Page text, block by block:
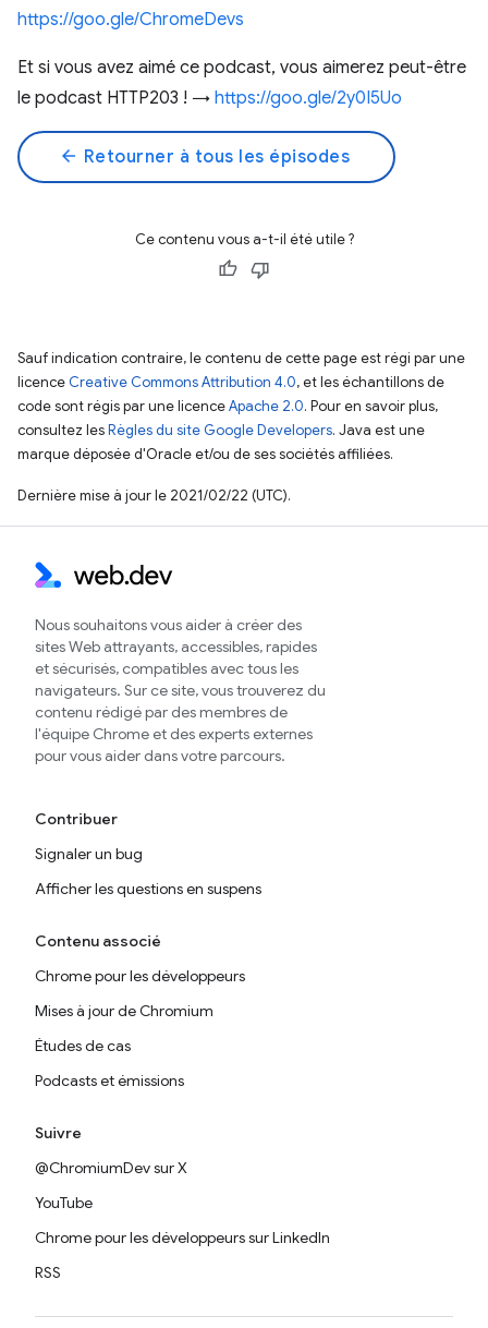
https://goo.gle/ChromeDevs
Et si vous avez aimé ce podcast, vous aimerez peut-être
le podcast HTTP203 ! → https://goo.gle/2y0I5Uo
arrow_back Retourner à tous les épisodes
Ce contenu vous a-t-il été utile ?
Sauf indication contraire, le contenu de cette page est régi par une
licence Creative Commons Attribution 4.0, et les échantillons de
code sont régis par une licenceApache 2.0. Pour en savoir plus,
consultez lesRègles du site Google Developers. Java est une
marque déposée d'Oracle et/ou de ses sociétés affiliées.
Dernière mise à jour le 2021/02/22 (UTC).
Nous souhaitons vous aider à créer des
sites Web attrayants, accessibles, rapides
et sécurisés, compatibles avec tous les
navigateurs. Sur ce site, vous trouverez du
contenu rédigé par des membres de
l'équipe Chrome et des experts externes
pour vous aider dans votre parcours.
Contribuer
Signaler un bug
Afficher les questions en suspens
Contenu associé
Chrome pour les développeurs
Mises à jour de Chromium
Études de cas
Podcasts et émissions
Suivre
@ChromiumDev sur X
YouTube
Chrome pour les développeurs sur LinkedIn
RSS